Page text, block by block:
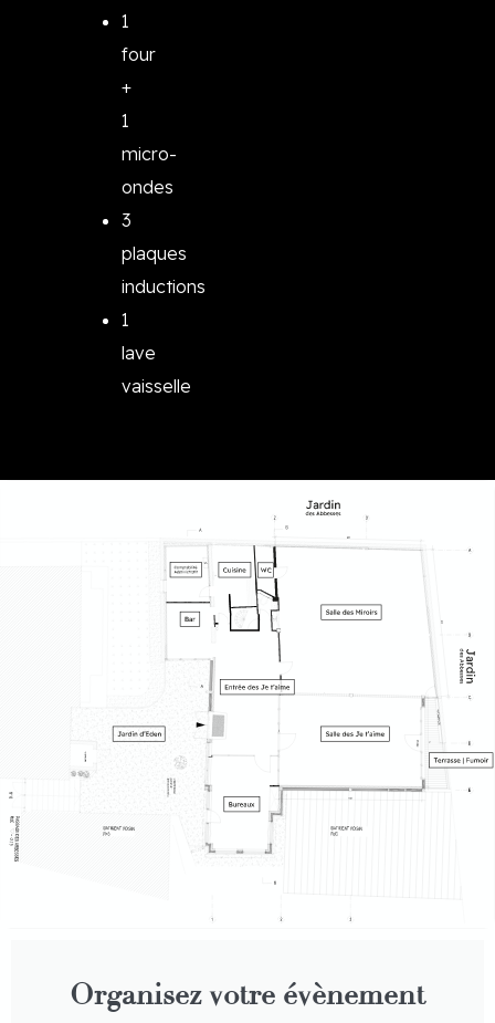
1
four
+
1
micro-
ondes
3
plaques
inductions
1
lave
vaisselle
Organisez votre évènement